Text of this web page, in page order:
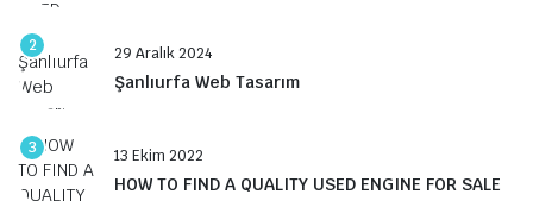
2 29 Aralık 2024
Şanlıurfa Web Tasarım
3 13 Ekim 2022
HOW TO FIND A QUALITY USED ENGINE FOR SALE